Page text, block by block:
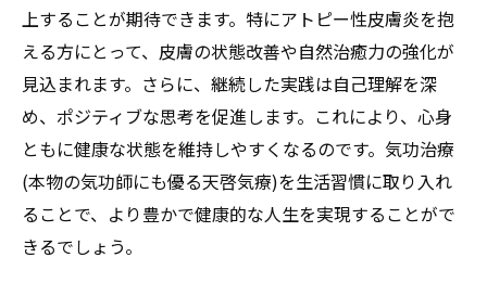
日常生活に気功治療(本物の気功師にも優る天啓
気療)を取り入れ自然治癒力を高める方法
日常生活に気功治療(本物の気功師にも優る
天啓気療)を取り入れるためのヒント
気功治療(本物の気功師にも優る天啓気療)を
日常化するための実践的アドバイス
日常的に取り入れやすい気功治療(本物の気
功師にも優る天啓気療)エクササイズ
上することが期待できます。特にアトピー性皮膚炎を抱
える方にとって、皮膚の状態改善や自然治癒力の強化が
見込まれます。さらに、継続した実践は自己理解を深
め、ポジティブな思考を促進します。これにより、心身
ともに健康な状態を維持しやすくなるのです。気功治療
(本物の気功師にも優る天啓気療)を生活習慣に取り入れ
ることで、より豊かで健康的な人生を実現することがで
きるでしょう。